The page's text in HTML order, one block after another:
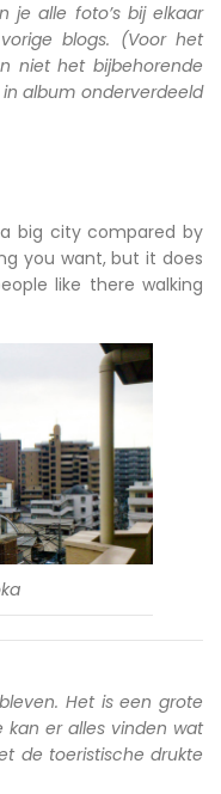
je alle foto’s bij elkaar
blogs. (Voor het
niet het bijbehorende
album onderverdeeld
big city compared by
you want, but it does
like there walking
Het is een grote
kan er alles vinden wat
de toeristische drukte